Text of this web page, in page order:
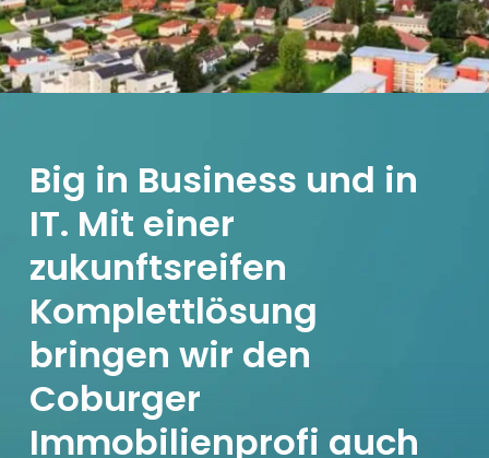
Big in Business und in
IT. Mit einer
zukunftsreifen
Komplettlösung
bringen wir den
Coburger
Immobilienprofi auch